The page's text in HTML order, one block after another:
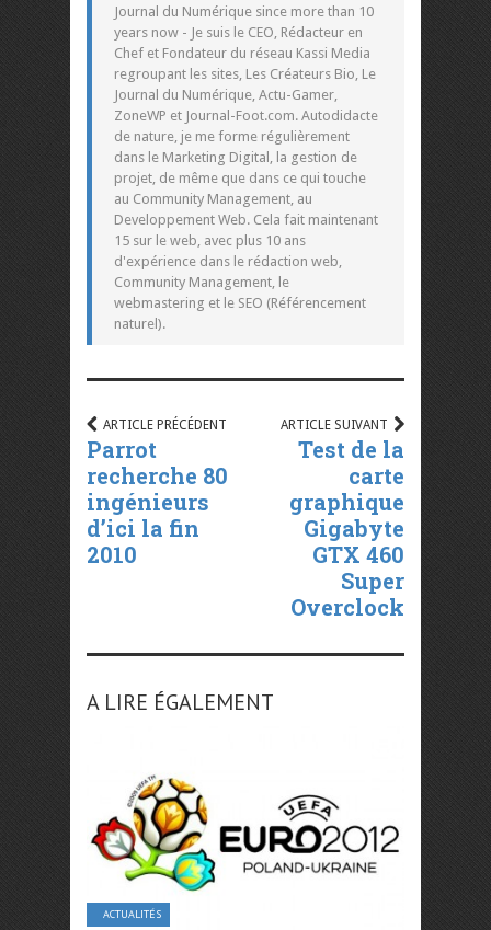
Journal du Numérique since more than 10
years now - Je suis le CEO, Rédacteur en
Chef et Fondateur du réseau Kassi Media
regroupant les sites, Les Créateurs Bio, Le
Journal du Numérique, Actu-Gamer,
ZoneWP et Journal-Foot.com. Autodidacte
de nature, je me forme régulièrement
dans le Marketing Digital, la gestion de
projet, de même que dans ce qui touche
au Community Management, au
Developpement Web. Cela fait maintenant
15 sur le web, avec plus 10 ans
d'expérience dans le rédaction web,
Community Management, le
webmastering et le SEO (Référencement
naturel).
ARTICLE PRÉCÉDENT
Parrot
recherche 80
ingénieurs
d’ici la fin
2010
ARTICLE SUIVANT
Test de la
carte
graphique
Gigabyte
GTX 460
Super
Overclock
A LIRE ÉGALEMENT
ACTUALITÉS